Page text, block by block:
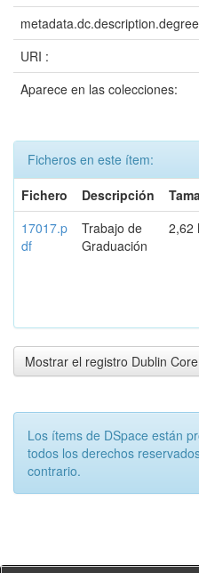
URI :
Aparece en las colecciones:
Ficheros en este ítem:
Fichero
Descripción
17017.p
df
Trabajo de
Graduación
2,62
Mostrar el registro Dublin
Los ítems de DSpace están
todos los derechos
contrario.